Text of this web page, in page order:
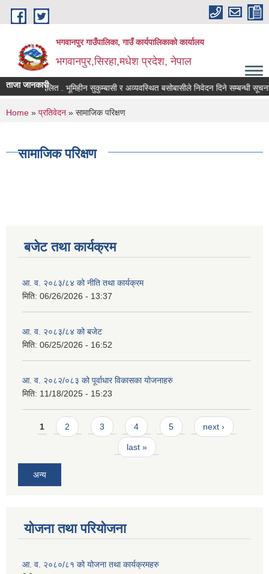
Skip to main content
भगवानपुर गाउँपालिका, गाउँ कार्यपालिकाको कार्यालय
भगवानपुर,सिरहा,मधेश प्रदेश, नेपाल
ताजा जानकारी
भूमिहीन दलित . भूमिहीन सुकुम्बासी र अव्यवस्थित बसोबासीले निवेदन दिने सम्बन्धी सूचना
You are here
Home » प्रतिवेदन » सामाजिक परिक्षण
सामाजिक परिक्षण
बजेट तथा कार्यक्रम
आ. व. २०८३/८४ को नीति तथा कार्यक्रम
मिति: 06/26/2026 - 13:37
आ. व. २०८३/८४ को बजेट
मिति: 06/25/2026 - 16:52
आ. व. २०८२/०८३ को पूर्वाधार विकासका योजनाहरु
मिति: 11/18/2025 - 15:23
Pages
1 2 3 4 5 next ›
last »
अन्य
योजना तथा परियोजना
आ. व. २०८०/८१ को योजना तथा कार्यक्रमहरु